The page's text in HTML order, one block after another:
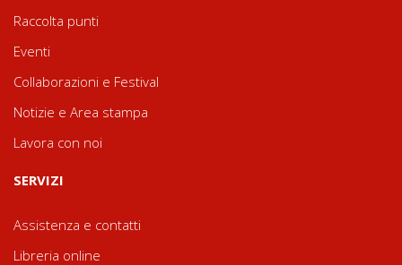
Raccolta punti
Eventi
Collaborazioni e Festival
Notizie e Area stampa
Lavora con noi
SERVIZI
Assistenza e contatti
Libreria online